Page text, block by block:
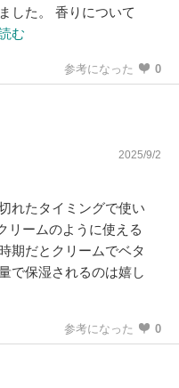
した。 香りについて
む
参考になった 0
2025/9/2
れたタイミングで使い
リームのように使える
期だとクリームでベタ
で保湿されるのは嬉し
参考になった 0